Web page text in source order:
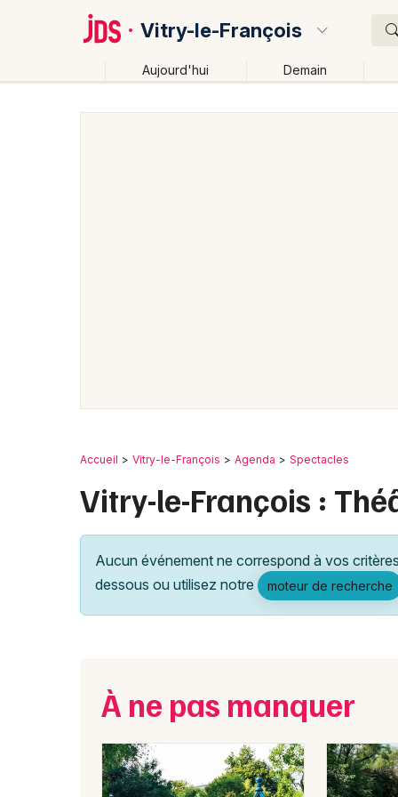
Vitry-le-François
Aujourd'hui Demain
Accueil Vitry-le-François Agenda Spectacles
Vitry-le-François :
Aucun événement ne correspond à vos
dessous ou utilisez notre
moteur de recherche
À ne pas manquer